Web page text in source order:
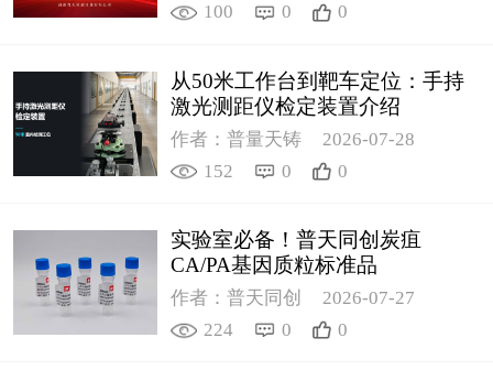
100
0 0
从50米工作台到靶车定位：手持
激光测距仪检定装置介绍
作者：普量天铸
2026-07-28
152
0 0
实验室必备！普天同创炭疽
CA/PA基因质粒标准品
作者：普天同创
2026-07-27
224
0 0